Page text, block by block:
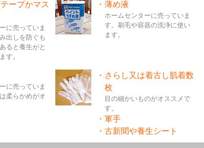
ープかマス
に売っていま
出しを防ぐも
ると養生がと
す。
・ 薄め液
ホームセンターに売っていま
す。刷毛や容器の洗浄に使い
ます。
に売っていま
柔らかめがオ
・ さらし又は着古し肌着数
枚
目の細かいものがオススメで
す。
・ 軍手
・ 古新聞や養生シート